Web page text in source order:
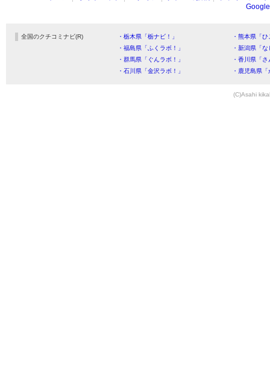
全国のクチコミナビ(R) ・栃木県「栃ナビ！」
・熊本県「
・福島県「ふくラボ！」
・新潟県「
・群馬県「ぐんラボ！」
・香川県「
・石川県「金沢ラボ！」
・鹿児島県
(C)Asahi